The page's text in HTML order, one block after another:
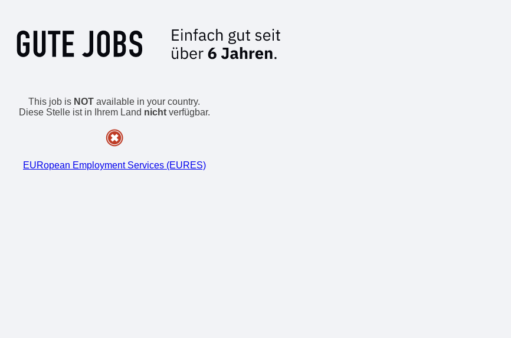
This job is NOT available in your country.
Diese Stelle ist in Ihrem Land nichtverfügbar.
EURopean Employment Services (EURES)